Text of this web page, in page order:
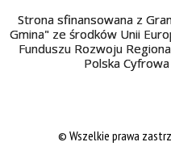
Strona sfinansowana z
Gmina" ze środków Unii
Funduszu Rozwoju
Polska
© Wszelkie prawa